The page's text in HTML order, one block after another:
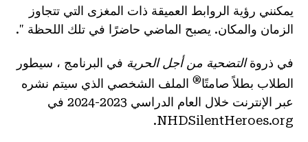
يمكنني رؤية الروابط العميقة ذات المغزى التي تتجاوز
الزمان والمكان. يصبح الماضي حاضرًا في تلك اللحظة ".
في ذروةالتضحية من أجل الحرية في البرنامج ، سيطور
الطلاب بطلاً صامتًا® الملف الشخصي الذي سيتم نشره
عبر الإنترنت خلال العام الدراسي 2023-2024 في
NHDSilentHeroes.org.